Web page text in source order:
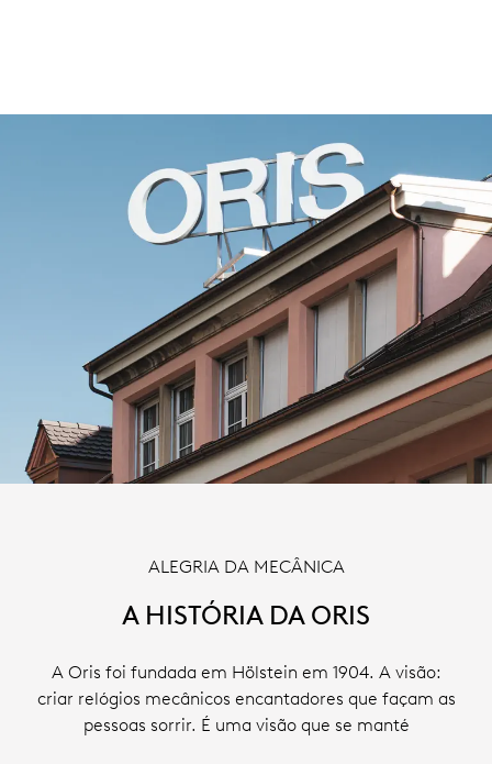
ALEGRIA DA MECÂNICA
A HISTÓRIA DA ORIS
A Oris foi fundada em Hölstein em 1904. A visão:
criar relógios mecânicos encantadores que façam as
pessoas sorrir. É uma visão que se manté